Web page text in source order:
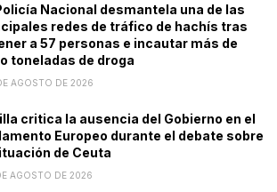
Nacional desmantela una de las
redes de tráfico de hachís tras
a 57 personas e incautar más de
toneladas de droga
AGOSTO DE 2026
critica la ausencia del Gobierno en el
Europeo durante el debate sobre
de Ceuta
AGOSTO DE 2026